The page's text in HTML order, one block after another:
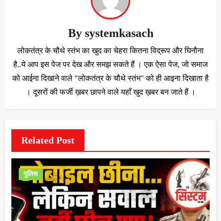
By systemkasach
लोकतंत्र के चौथे स्तंभ का खुद का चेहरा कितना विद्रूप और घिनौना
है..ये आप इस पेज पर देख और समझ सकते हैं । एक ऐसा पेज, जो समाज
को आईना दिखाने वाले "लोकतंत्र के चौथे स्तंभ" को ही आइना दिखाता है
। दूसरों की फर्जी ख़बर छापने वाले यहाँ खुद ख़बर बन जाते हैं ।
Related Post
पुलिस